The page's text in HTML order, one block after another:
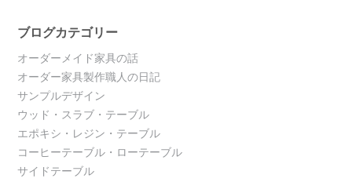
ブログカテゴリー
オーダーメイド家具の話
オーダー家具製作職人の日記
サンプルデザイン
ウッド・スラブ・テーブル
エポキシ・レジン・テーブル
コーヒーテーブル・ローテーブル
サイドテーブル